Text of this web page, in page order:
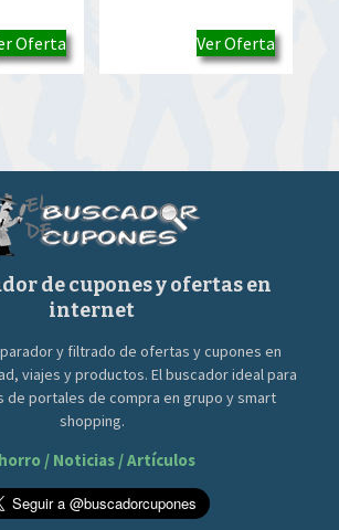
actual
es:
Oferta
original
era:
actual
es:
Ver Oferta
de cupones y ofertas en
internet
y filtrado de ofertas y cupones en
viajes y productos. El buscador ideal para
de portales de compra en grupo y smart
shopping.
/ Noticias / Artículos